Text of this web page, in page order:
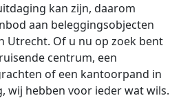
kan zijn, daarom
aan beleggingsobjecten
Utrecht. Of u nu op zoek bent
centrum, een
of een kantoorpand in
wij hebben voor ieder wat wils.